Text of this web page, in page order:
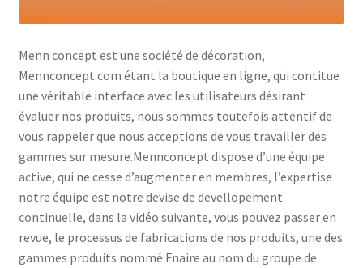
Menn concept est une société de décoration,
Mennconcept.com étant la boutique en ligne, qui contitue
une véritable interface avec les utilisateurs désirant
évaluer nos produits, nous sommes toutefois attentif de
vous rappeler que nous acceptions de vous travailler des
gammes sur mesure.Mennconcept dispose d’une équipe
active, qui ne cesse d’augmenter en membres, l’expertise
notre équipe est notre devise de devellopement
continuelle, dans la vidéo suivante, vous pouvez passer en
revue, le processus de fabrications de nos produits, une des
gammes produits nommé Fnaire au nom du groupe de